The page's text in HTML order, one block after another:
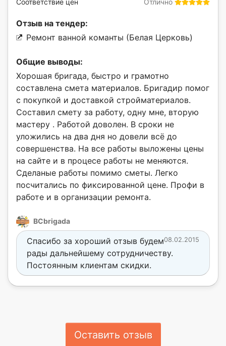
Отзыв на тендер:
Ремонт ванной команты (Белая Церковь)
Общие выводы:
Хорошая бригада, быстро и грамотно
составлена смета материалов. Бригадир помог
с покупкой и доставкой стройматериалов.
Составил смету за работу, одну мне, вторую
мастеру . Работой доволен. В сроки не
уложились на два дня но довели всё до
совершенства. На все работы выложены цены
на сайте и в процесе работы не меняются.
Сделаные работы помимо сметы. Легко
посчитались по фиксированной цене. Профи в
работе и в организации ремонта.
BCbrigada
08.02.2015
Спасибо за хороший отзыв будем
рады дальнейшему сотрудничеству.
Постоянным клиентам скидки.
Оставить отзыв